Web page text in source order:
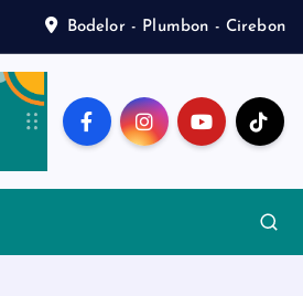
Bodelor - Plumbon - Cirebon